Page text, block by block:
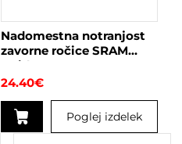
Nadomestna notranjost
zavorne ročice SRAM
Guide RS
24.40€
Poglej izdelek